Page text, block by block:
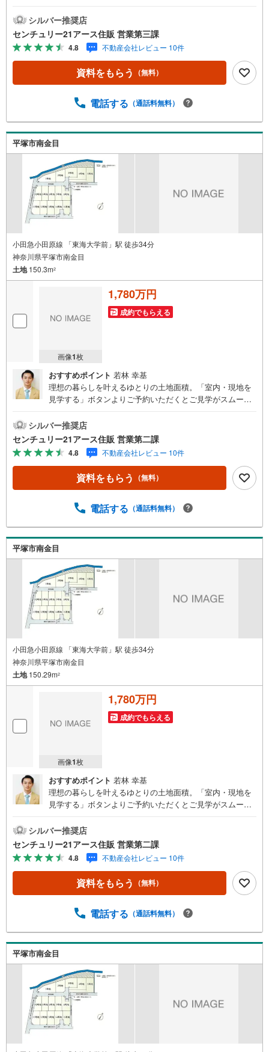
【センチュリー21アース住販のポイント】◆センチュリオ
ン獲得店舗◆全国約970店舗あるセンチュリー21のお店。
その中でも、アメリカ本部が設ける一定基準を満たした、
上位4％しか受賞できない賞。それが「センチュリオン」で
す。弊社はそのセンチュリオンを2002年から欠かすことな
く取り続けております。◆住宅ローン相談会◆お客様にあ
る諸費用の概算も行っております。人生最大のお買い物に
せて頂きます。◆優遇金利にこだわる◆大きな金額を長期
間で返済する住宅ローンは優遇金利が0.1％変わるだけで、
支払い総額に大きな変化が生じます。取引の多い弊社は金
融機関の特色、傾向、トレンドを熟知しておりますので、
お客様のニーズにあった金融機関をご紹介させて頂きま
す。
シルバー推奨店
センチュリー21アース住販 営業第三課
4.8 不動産会社レビュー 10件
資料をもらう （無料）
電話する （通話料無料）
平塚市南金目
小田急小田原線 「東海大学前」駅 徒歩34分
神奈川県平塚市南金目
土地150.3m2
画像1枚
1,780万円
成約でもらえる
おすすめポイント 若林 幸基
理想の暮らしを叶えるゆとりの土地面積。「室内・現地を
見学する」ボタンよりご予約いただくとご見学がスムーズ
センチュリオン獲得店舗◆全国約970店舗あるセンチュリー
21のお店。その中でも、アメリカ本部が設ける一定基準を
満たした、上位4％しか受賞できない賞。それが「センチュ
リオン」です。弊社はそのセンチュリオンを2002年から欠
かすことなく取り続けております。◆住宅ローン相談会◆
お客様にあった無理のない住宅ローンの試算やご購入の際
お買い物になりますので、しっかりとした資金計画のアド
金額を長期間で返済する住宅ローンは優遇金利が0.1％変わ
るだけで、支払い総額に大きな変化が生じます。取引の多
い弊社は金融機関の特色、傾向、トレンドを熟知しており
ますので、お客様のニーズにあった金融機関をご紹介させ
て頂きます。
シルバー推奨店
センチュリー21アース住販 営業第二課
4.8 不動産会社レビュー 10件
資料をもらう （無料）
電話する （通話料無料）
平塚市南金目
小田急小田原線 「東海大学前」駅 徒歩34分
神奈川県平塚市南金目
土地150.29m2
画像1枚
1,780万円
成約でもらえる
おすすめポイント 若林 幸基
理想の暮らしを叶えるゆとりの土地面積。「室内・現地を
見学する」ボタンよりご予約いただくとご見学がスムーズ
センチュリオン獲得店舗◆全国約970店舗あるセンチュリー
21のお店。その中でも、アメリカ本部が設ける一定基準を
満たした、上位4％しか受賞できない賞。それが「センチュ
リオン」です。弊社はそのセンチュリオンを2002年から欠
かすことなく取り続けております。◆住宅ローン相談会◆
お客様にあった無理のない住宅ローンの試算やご購入の際
お買い物になりますので、しっかりとした資金計画のアド
金額を長期間で返済する住宅ローンは優遇金利が0.1％変わ
るだけで、支払い総額に大きな変化が生じます。取引の多
い弊社は金融機関の特色、傾向、トレンドを熟知しており
ますので、お客様のニーズにあった金融機関をご紹介させ
て頂きます。
シルバー推奨店
センチュリー21アース住販 営業第二課
4.8 不動産会社レビュー 10件
資料をもらう （無料）
電話する （通話料無料）
平塚市南金目